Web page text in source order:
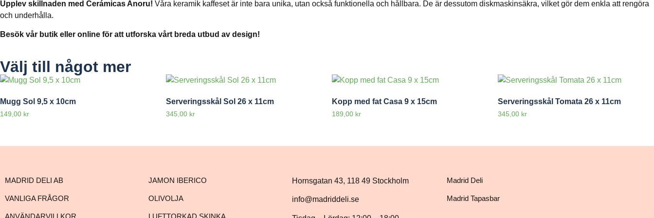
Upplev skillnaden med Cerámicas Anoru! Våra keramik kaffeset är inte bara unika, utan också funktionella och hållbara. De är dessutom diskmaskinsäkra, vilket gör dem enkla att rengöra
och underhålla.
Besök vår butik eller online för att utforska vårt breda utbud av design!
Välj till något mer
Mugg Sol 9,5 x 10cm
149,00 kr
Serveringsskål Sol 26 x 11cm
345,00 kr
Kopp med fat Casa 9 x 15cm
189,00 kr
Serveringsskål Tomata 26 x 11cm
345,00 kr
MADRID DELI AB
VANLIGA FRÅGOR
ANVÄNDARVILLKOR
JAMON IBERICO
OLIVOLJA
LUFTTORKAD SKINKA
Hornsgatan 43, 118 49 Stockholm
info@madriddeli.se
Madrid Deli
Madrid Tapasbar